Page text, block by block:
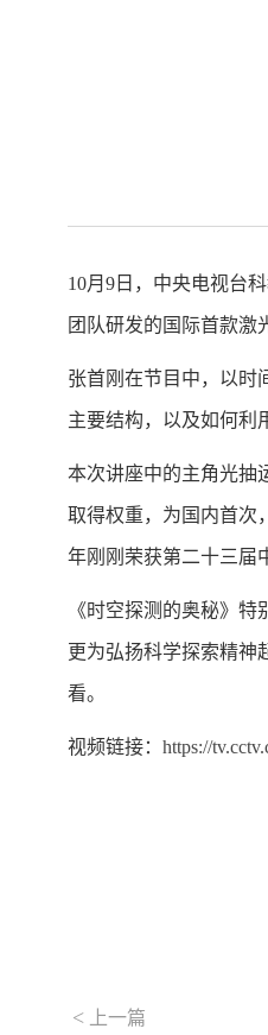
10月9日，中央电视台
团队研发的国际首款
张首刚在节目中，以时
主要结构，以及如何利
本次讲座中的主角光抽
取得权重，为国内首次
年刚刚荣获第二十三届
《时空探测的奥秘》
更为弘扬科学探索精神
看。
视频链接： https://
< 上一篇